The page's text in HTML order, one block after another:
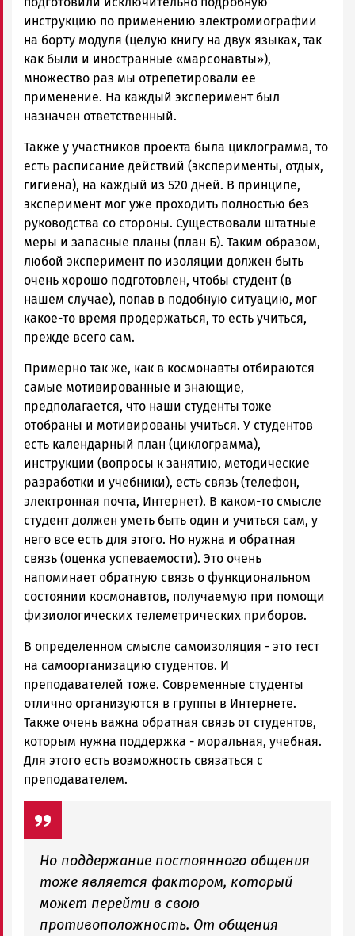
инструкцию по применению электромиографии
на борту модуля (целую книгу на двух языках, так
как были и иностранные «марсонавты»),
множество раз мы отрепетировали ее
применение. На каждый эксперимент был
назначен ответственный.
Также у участников проекта была циклограмма, то
есть расписание действий (эксперименты, отдых,
гигиена), на каждый из 520 дней. В принципе,
эксперимент мог уже проходить полностью без
руководства со стороны. Существовали штатные
меры и запасные планы (план Б). Таким образом,
любой эксперимент по изоляции должен быть
очень хорошо подготовлен, чтобы студент (в
нашем случае), попав в подобную ситуацию, мог
какое-то время продержаться, то есть учиться,
прежде всего сам.
Примерно так же, как в космонавты отбираются
самые мотивированные и знающие,
предполагается, что наши студенты тоже
отобраны и мотивированы учиться. У студентов
есть календарный план (циклограмма),
инструкции (вопросы к занятию, методические
разработки и учебники), есть связь (телефон,
электронная почта, Интернет). В каком-то смысле
студент должен уметь быть один и учиться сам, у
него все есть для этого. Но нужна и обратная
связь (оценка успеваемости). Это очень
напоминает обратную связь о функциональном
состоянии космонавтов, получаемую при помощи
физиологических телеметрических приборов.
В определенном смысле самоизоляция - это тест
на самоорганизацию студентов. И
преподавателей тоже. Современные студенты
отлично организуются в группы в Интернете.
Также очень важна обратная связь от студентов,
которым нужна поддержка - моральная, учебная.
Для этого есть возможность связаться с
преподавателем.
Но поддержание постоянного общения
тоже является фактором, который
может перейти в свою
противоположность. От общения